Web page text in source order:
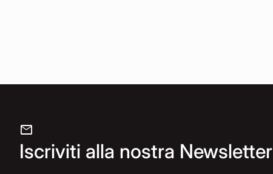
mail
Iscriviti alla nostra Newsletter